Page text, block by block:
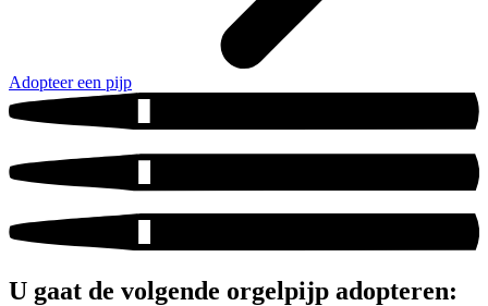
Adopteer een pijp
U gaat de volgende orgelpijp adopteren: